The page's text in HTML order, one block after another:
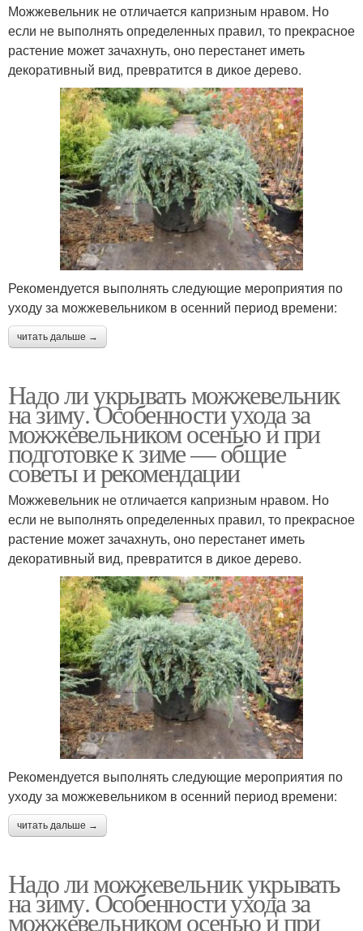
Можжевельник не отличается капризным нравом. Но
если не выполнять определенных правил, то прекрасное
растение может зачахнуть, оно перестанет иметь
декоративный вид, превратится в дикое дерево.
Рекомендуется выполнять следующие мероприятия по
уходу за можжевельником в осенний период времени:
читать дальше →
Надо ли укрывать можжевельник
на зиму. Особенности ухода за
можжевельником осенью и при
подготовке к зиме — общие
советы и рекомендации
Можжевельник не отличается капризным нравом. Но
если не выполнять определенных правил, то прекрасное
растение может зачахнуть, оно перестанет иметь
декоративный вид, превратится в дикое дерево.
Рекомендуется выполнять следующие мероприятия по
уходу за можжевельником в осенний период времени:
читать дальше →
Надо ли можжевельник укрывать
на зиму. Особенности ухода за
можжевельником осенью и при